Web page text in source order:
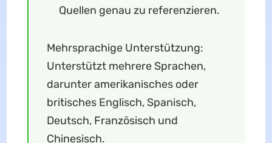
Quellen genau zu referenzieren.
Mehrsprachige Unterstützung:
Unterstützt mehrere Sprachen,
darunter amerikanisches oder
britisches Englisch, Spanisch,
Deutsch, Französisch und
Chinesisch.